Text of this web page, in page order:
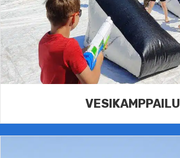
VESIKAMPPAILU